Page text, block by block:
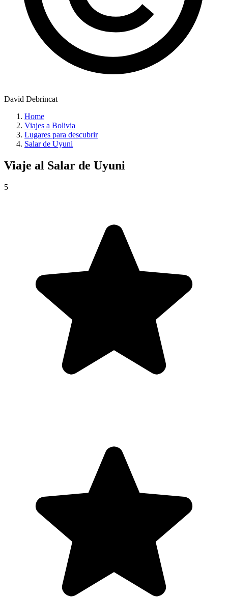
David Debrincat
Home
Viajes a Bolivia
Lugares para descubrir
Salar de Uyuni
Viaje al Salar de Uyuni
5